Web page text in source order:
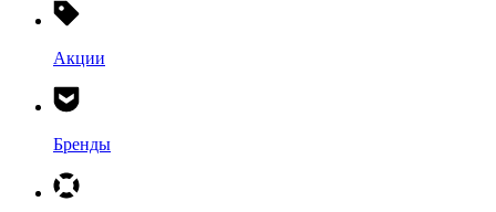
Акции
Бренды